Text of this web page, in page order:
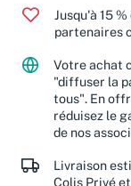
Jusqu'à 15
partenaires
Votre achat
"diffuser la
tous". En
réduisez le
de nos
Livraison
Colis Privé